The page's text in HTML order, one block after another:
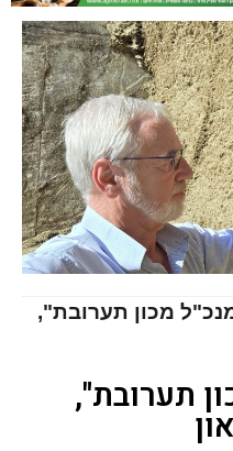
מכון תערובת",
תערובת",